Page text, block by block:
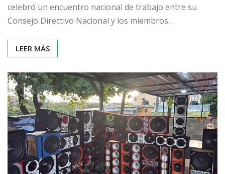
celebró un encuentro nacional de trabajo entre su
Consejo Directivo Nacional y los miembros…
LEER MÁS